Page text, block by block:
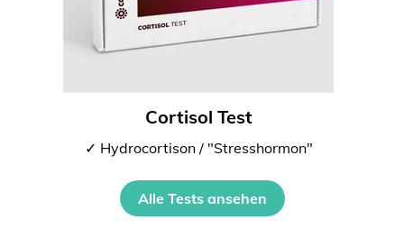
Cortisol Test
✓ Hydrocortison / "Stresshormon"
Alle Tests ansehen